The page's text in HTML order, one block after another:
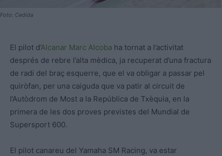
Foto: Cedida
El pilot d’Alcanar Marc Alcoba ha tornat a l’activitat
després de rebre l’alta mèdica, ja recuperat d’una fractura
de radi del braç esquerre, que el va obligar a passar pel
quiròfan, per una caiguda que va patir al circuit de
l’Autòdrom de Most a la República de Txèquia, en la
primera de les dos proves previstes del Mundial de
Supersport 600.
El pilot canareu del Yamaha SM Racing, va estar